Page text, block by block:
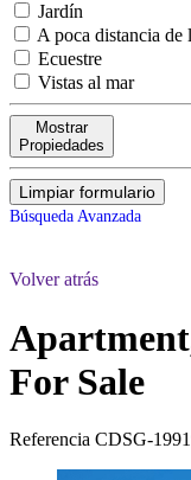
Jardín
A poca distancia de
Ecuestre
Vistas al mar
Mostrar
Propiedades
Limpiar formulario
Búsqueda Avanzada
Volver atrás
For Sale
Referencia CDSG-